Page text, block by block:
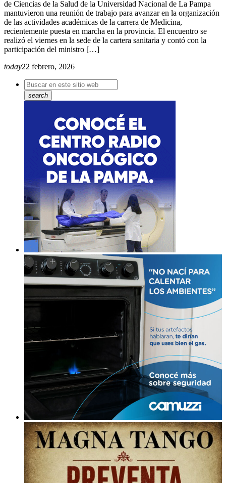
de Ciencias de la Salud de la Universidad Nacional de La Pampa
mantuvieron una reunión de trabajo para avanzar en la organización
de las actividades académicas de la carrera de Medicina,
recientemente puesta en marcha en la provincia. El encuentro se
realizó el viernes en la sede de la cartera sanitaria y contó con la
participación del ministro […]
today22 febrero, 2026
search